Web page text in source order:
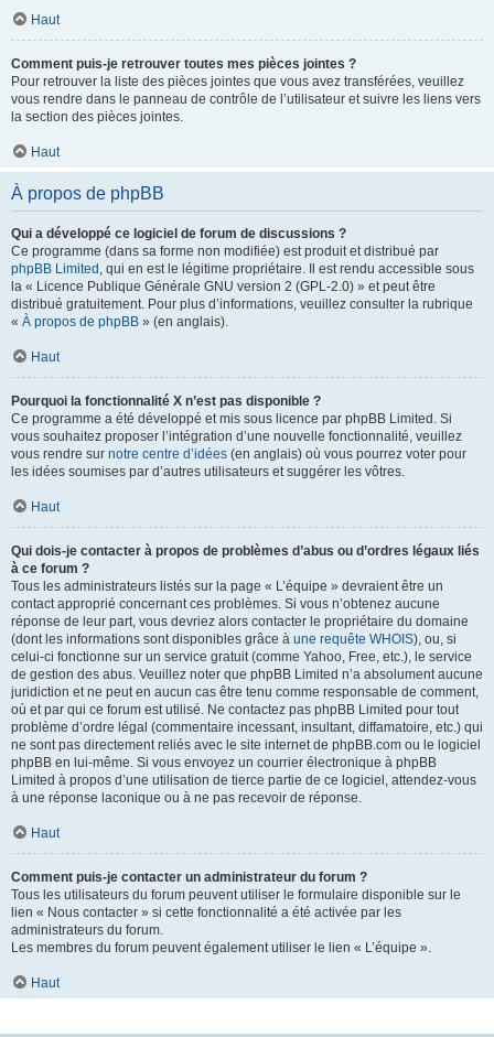
Haut
Comment puis-je retrouver toutes mes pièces jointes ?
Pour retrouver la liste des pièces jointes que vous avez transférées, veuillez
vous rendre dans le panneau de contrôle de l’utilisateur et suivre les liens vers
la section des pièces jointes.
Haut
À propos de phpBB
Qui a développé ce logiciel de forum de discussions ?
Ce programme (dans sa forme non modifiée) est produit et distribué par
phpBB Limited , qui en est le légitime propriétaire. Il est rendu accessible sous
la « Licence Publique Générale GNU version 2 (GPL-2.0) » et peut être
distribué gratuitement. Pour plus d’informations, veuillez consulter la rubrique
« À propos de phpBB » (en anglais).
Haut
Pourquoi la fonctionnalité X n’est pas disponible ?
Ce programme a été développé et mis sous licence par phpBB Limited. Si
vous souhaitez proposer l’intégration d’une nouvelle fonctionnalité, veuillez
vous rendre sur notre centre d’idées (en anglais) où vous pourrez voter pour
les idées soumises par d’autres utilisateurs et suggérer les vôtres.
Haut
Qui dois-je contacter à propos de problèmes d’abus ou d’ordres légaux liés
à ce forum ?
Tous les administrateurs listés sur la page « L’équipe » devraient être un
contact approprié concernant ces problèmes. Si vous n’obtenez aucune
réponse de leur part, vous devriez alors contacter le propriétaire du domaine
(dont les informations sont disponibles grâce à une requête WHOIS), ou, si
celui-ci fonctionne sur un service gratuit (comme Yahoo, Free, etc.), le service
de gestion des abus. Veuillez noter que phpBB Limited n’a absolument aucune
juridiction et ne peut en aucun cas être tenu comme responsable de comment,
où et par qui ce forum est utilisé. Ne contactez pas phpBB Limited pour tout
problème d’ordre légal (commentaire incessant, insultant, diffamatoire, etc.) qui
ne sont pas directement reliés avec le site internet de phpBB.com ou le logiciel
phpBB en lui-même. Si vous envoyez un courrier électronique à phpBB
Limited à propos d’une utilisation de tierce partie de ce logiciel, attendez-vous
à une réponse laconique ou à ne pas recevoir de réponse.
Haut
Comment puis-je contacter un administrateur du forum ?
Tous les utilisateurs du forum peuvent utiliser le formulaire disponible sur le
lien « Nous contacter » si cette fonctionnalité a été activée par les
administrateurs du forum.
Les membres du forum peuvent également utiliser le lien « L’équipe ».
Haut